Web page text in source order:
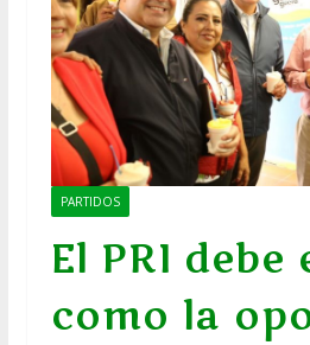
PARTIDOS
El PRI
como la